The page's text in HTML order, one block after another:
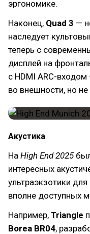
эргономике.
Наконец, Quad 3 —
наследует
теперь с
дисплей на
с HDMI ARC-входом
во внешности, но
Акустика
На High End 2025
интересных
ультраэкзотики
вполне доступных
Например, Triangle
Borea BR04,